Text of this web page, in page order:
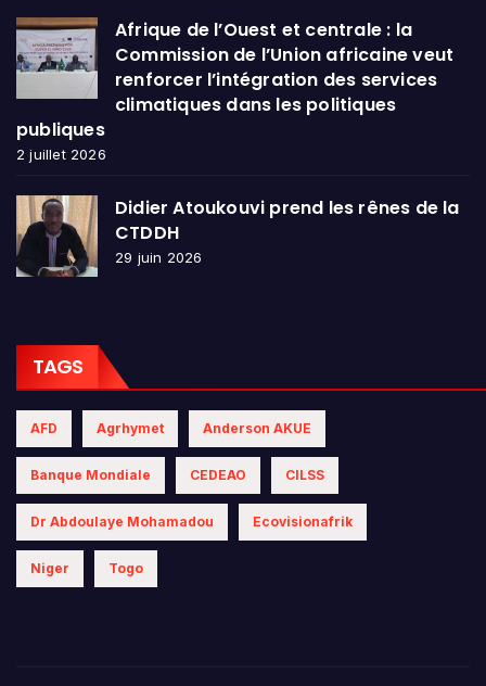
Afrique de l’Ouest et centrale : la
Commission de l’Union africaine veut
renforcer l’intégration des services
climatiques dans les politiques
publiques
2 juillet 2026
Didier Atoukouvi prend les rênes de la
CTDDH
29 juin 2026
TAGS
AFD Agrhymet Anderson AKUE
Banque Mondiale CEDEAO CILSS
Dr Abdoulaye Mohamadou Ecovisionafrik
Niger Togo